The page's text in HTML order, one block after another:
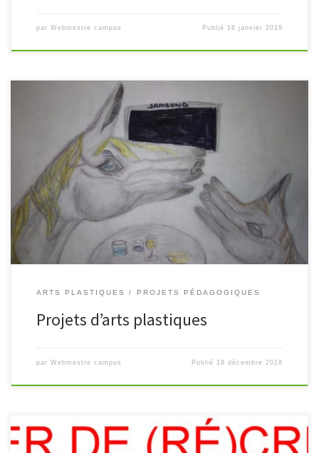
par Webmestre campus Publié 16 janvier 2019
Voici une présentation de quelques travaux réalisés lors des
enseignements d’arts plastiques et arts appliqués au campus.
http://Arrayhttp://Array
ARTS PLASTIQUES PROJETS PÉDAGOGIQUES
Projets d’arts plastiques
par Webmestre campus Publié 18 décembre 2018